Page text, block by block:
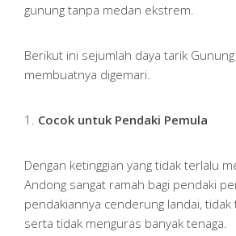
gunung tanpa medan ekstrem.
Berikut ini sejumlah daya tarik
membuatnya digemari.
1. Cocok untuk Pendaki Pemula
Dengan ketinggian yang tidak terlalu
Andong sangat ramah bagi pendaki
pendakiannya cenderung landai, tidak
serta tidak menguras banyak tenaga.